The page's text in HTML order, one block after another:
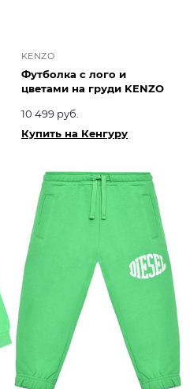
KENZO
Футболка с лого и
цветами на груди KENZO
10 499 руб.
Купить на Кенгуру